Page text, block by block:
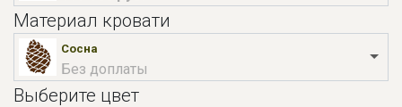
Материал кровати
Сосна
Без доплаты
Выберите цвет